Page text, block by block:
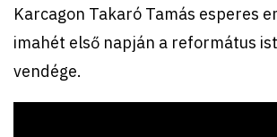
Karcagon Takaró Tamás esperes
imahét első napján a református
vendége.